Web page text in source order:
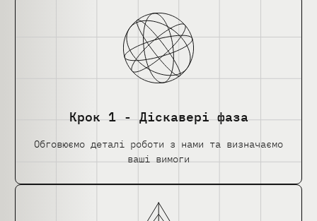
Крок 1 - Діскавері фаза
Обговюємо деталі роботи з нами та визначаємо
ваші вимоги